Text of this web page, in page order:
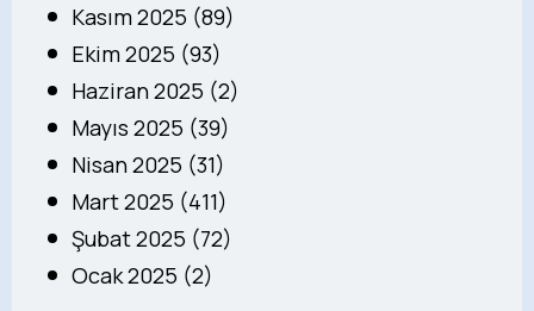
Kasım 2025 (89)
Ekim 2025 (93)
Haziran 2025 (2)
Mayıs 2025 (39)
Nisan 2025 (31)
Mart 2025 (411)
Şubat 2025 (72)
Ocak 2025 (2)